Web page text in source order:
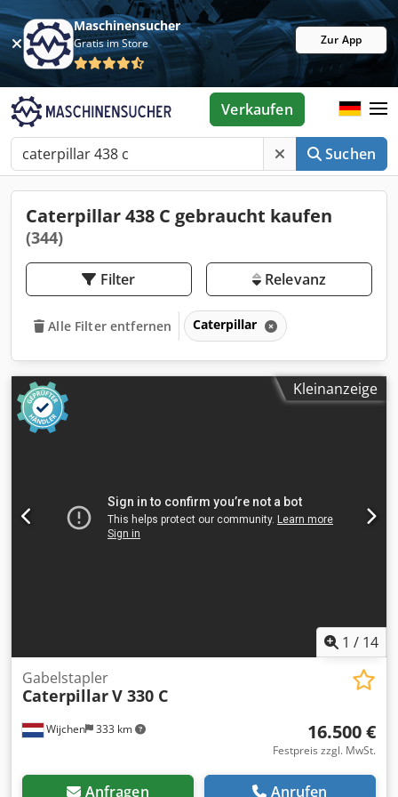
Maschinensucher
Gratis im Store Zur App
Suchen
Verkaufen
Caterpillar 438 C gebraucht kaufen
(344)
Filter Relevanz
Alle Filter entfernen Caterpillar
Kleinanzeige
1 / 14
Wijchen 333 km
Gabelstapler
CaterpillarV 330 C
16.500 €
Festpreis zzgl. MwSt.
Anfragen Anrufen